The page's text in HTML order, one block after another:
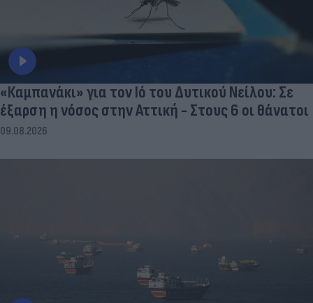
«Καμπανάκι» για τον Ιό του Δυτικού Νείλου: Σε
έξαρση η νόσος στην Αττική - Στους 6 οι θάνατοι
09.08.2026